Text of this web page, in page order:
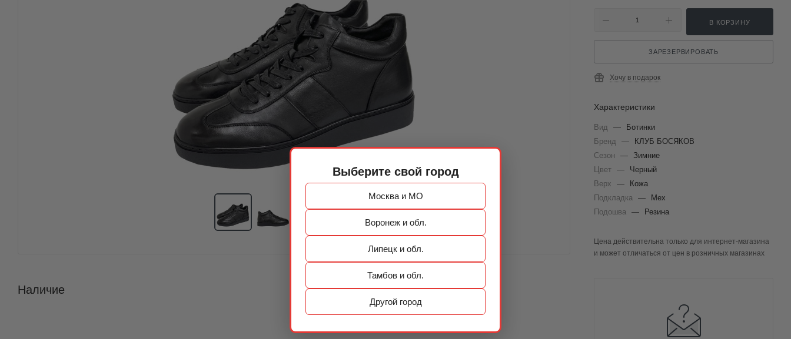
Выберите свой город
Москва и МО
Воронеж и обл.
Липецк и обл.
Тамбов и обл.
Другой город
Наличие
В КОРЗИНУ
ЗАРЕЗЕРВИРОВАТЬ
Хочу в подарок
Характеристики
Вид —
Ботинки
Бренд
—
КЛУБ БОСЯКОВ
Сезон
— Зимние
Цвет —
Черный
Верх
—
Кожа
Подкладка —
Мех
Подошва — Резина
Цена действительна только для интернет-магазина
и может отличаться от цен в розничных магазинах